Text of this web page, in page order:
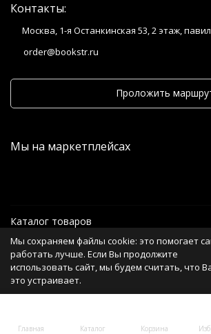
Главная Каталог Корзина
Контакты:
Москва, 1-я Останкинская 53, 2 этаж,
order@bookstr.ru
Проложить
Мы на маркетплейсах
Каталог товаров
Информация
Политика персональных данных
Мы сохраняем файлы cookie: это помогает
работать лучше. Если Вы продолжите
использовать сайт, мы будем считать, что
это устраивает.